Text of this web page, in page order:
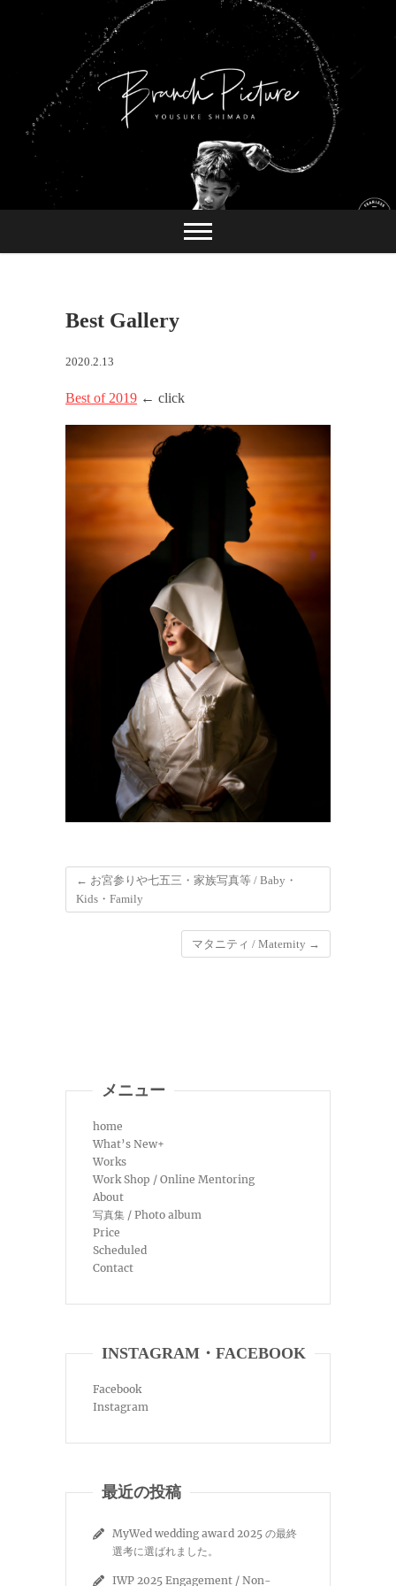
ブランチピクチャ
ー 嶋田陽介
Best Gallery
2020.2.13
Best of 2019 ← click
← お宮参りや七五三・家族写真等 / Baby・
Kids・Family
マタニティ / Maternity →
メニュー
home
What’s New+
Works
Work Shop / Online Mentoring
About
写真集 / Photo album
Price
Scheduled
Contact
INSTAGRAM・FACEBOOK
Facebook
Instagram
最近の投稿
MyWed wedding award 2025 の最終
選考に選ばれました。
IWP 2025 Engagement / Non-